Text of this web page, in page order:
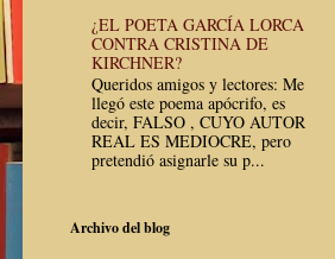
¿EL POETA GARCÍA LORCA
CONTRA CRISTINA DE
KIRCHNER?
Queridos amigos y lectores: Me
llegó este poema apócrifo, es
decir, FALSO , CUYO AUTOR
REAL ES MEDIOCRE, pero
pretendió asignarle su p...
Archivo del blog